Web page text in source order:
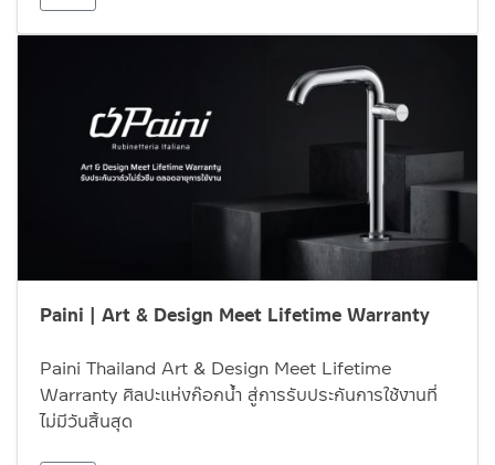
Paini | Art & Design Meet Lifetime Warranty
Paini Thailand Art & Design Meet Lifetime
Warranty ศิลปะแห่งก๊อกน้ำ สู่การรับประกันการใช้งานที่
ไม่มีวันสิ้นสุด